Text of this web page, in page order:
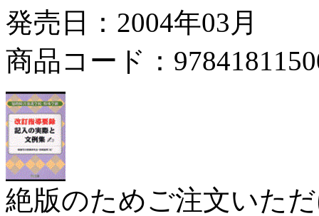
発売日：2004年03月
商品コード：
絶版のためご注文いた